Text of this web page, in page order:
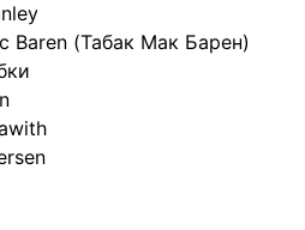
Baren (Табак Мак Барен)